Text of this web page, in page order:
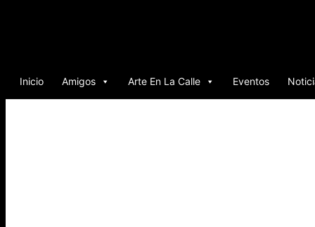
Inicio Amigos Arte En La Calle Eventos